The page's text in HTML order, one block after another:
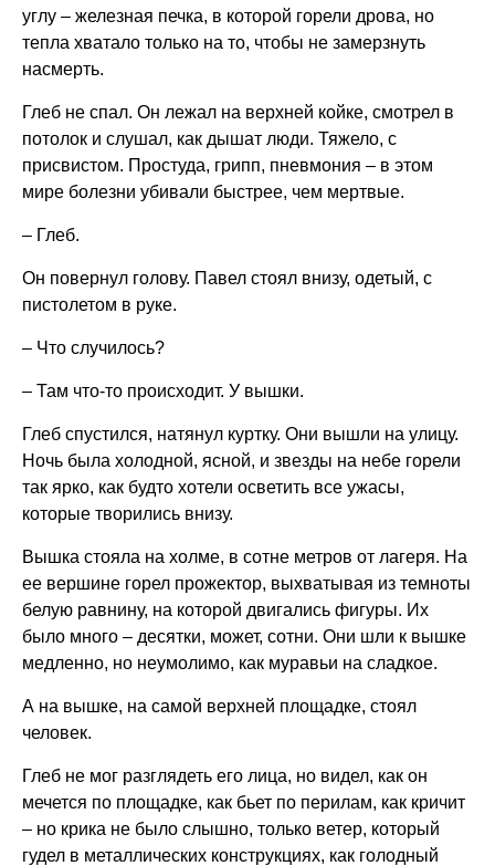
углу – железная печка, в которой горели дрова, но
тепла хватало только на то, чтобы не замерзнуть
насмерть.
Глеб не спал. Он лежал на верхней койке, смотрел в
потолок и слушал, как дышат люди. Тяжело, с
присвистом. Простуда, грипп, пневмония – в этом
мире болезни убивали быстрее, чем мертвые.
– Глеб.
Он повернул голову. Павел стоял внизу, одетый, с
пистолетом в руке.
– Что случилось?
– Там что-то происходит. У вышки.
Глеб спустился, натянул куртку. Они вышли на улицу.
Ночь была холодной, ясной, и звезды на небе горели
так ярко, как будто хотели осветить все ужасы,
которые творились внизу.
Вышка стояла на холме, в сотне метров от лагеря. На
ее вершине горел прожектор, выхватывая из темноты
белую равнину, на которой двигались фигуры. Их
было много – десятки, может, сотни. Они шли к вышке
медленно, но неумолимо, как муравьи на сладкое.
А на вышке, на самой верхней площадке, стоял
человек.
Глеб не мог разглядеть его лица, но видел, как он
мечется по площадке, как бьет по перилам, как кричит
– но крика не было слышно, только ветер, который
гудел в металлических конструкциях, как голодный